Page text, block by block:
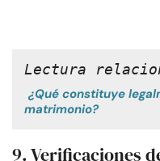
Lectura
¿Qué constituye
matrimonio?
9. Verificaciones